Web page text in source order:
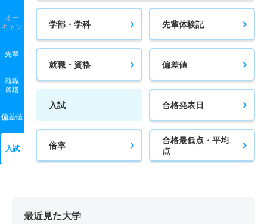
オー
キャン
先輩
就職
資格
偏差値
入試
学部・学科 先輩体験記
就職・資格 偏差値
入試 合格発表日
倍率
合格最低点・平均
点
最近見た大学